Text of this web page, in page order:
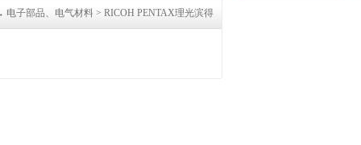
电子部品、电气材料 > RICOH PENTAX理光滨得